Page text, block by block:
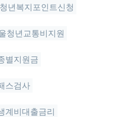
년복지포인트신청
청년교통비지원
별지원금
스검사
계비대출금리